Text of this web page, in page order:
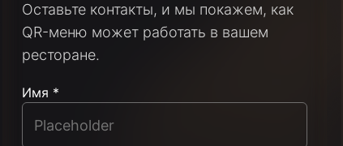
Оставьте контакты, и мы покажем, как
QR-меню может работать в вашем
ресторане.
Имя *